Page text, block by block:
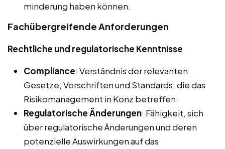
minderung haben können.
Fachübergreifende Anforderungen
Rechtliche und regulatorische Kenntnisse
Compliance: Verständnis der relevanten
Gesetze, Vorschriften und Standards, die das
Risikomanagement in Konz betreffen.
Regulatorische Änderungen: Fähigkeit, sich
über regulatorische Änderungen und deren
potenzielle Auswirkungen auf das